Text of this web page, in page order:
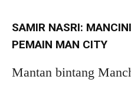
SAMIR NASRI:
PEMAIN MAN CITY
Mantan bintang